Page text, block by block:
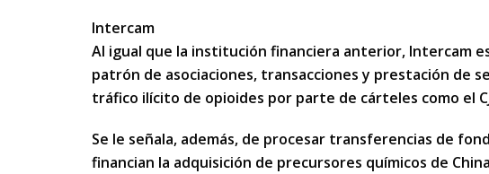
Intercam
Al igual que la institución financiera anterior, Intercam
patrón de asociaciones, transacciones y prestación de
tráfico ilícito de opioides por parte de cárteles como el
Se le señala, además, de procesar transferencias de
financian la adquisición de precursores químicos de